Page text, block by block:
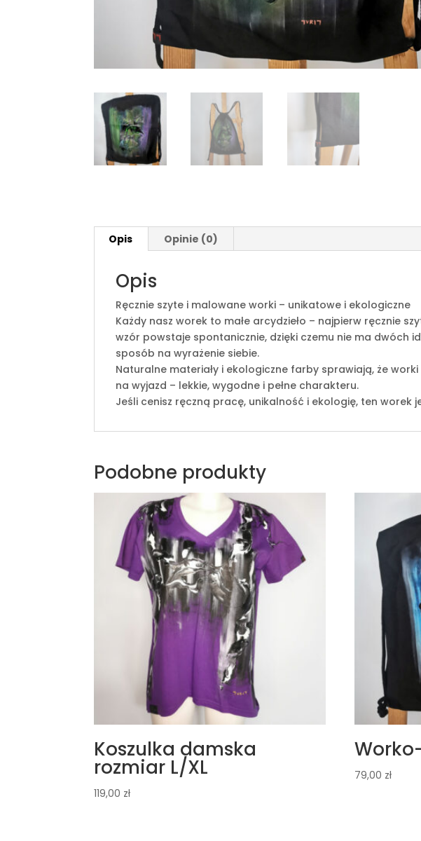
Opis Opinie (0)
Opis
Ręcznie szyte i malowane worki – unikatowe i ekologiczne
Każdy nasz worek to małe arcydzieło – najpierw ręcznie
wzór powstaje spontanicznie, dzięki czemu nie ma dwóch
sposób na wyrażenie siebie.
Naturalne materiały i ekologiczne farby sprawiają, że
na wyjazd – lekkie, wygodne i pełne charakteru.
Jeśli cenisz ręczną pracę, unikalność i ekologię, ten worek
Podobne produkty
Koszulka damska
rozmiar L/XL
119,00 zł
79,00 zł